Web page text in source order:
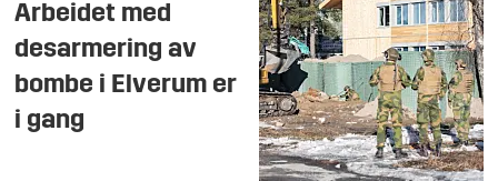
Arbeidet med
desarmering av
bombe i Elverum er
i gang